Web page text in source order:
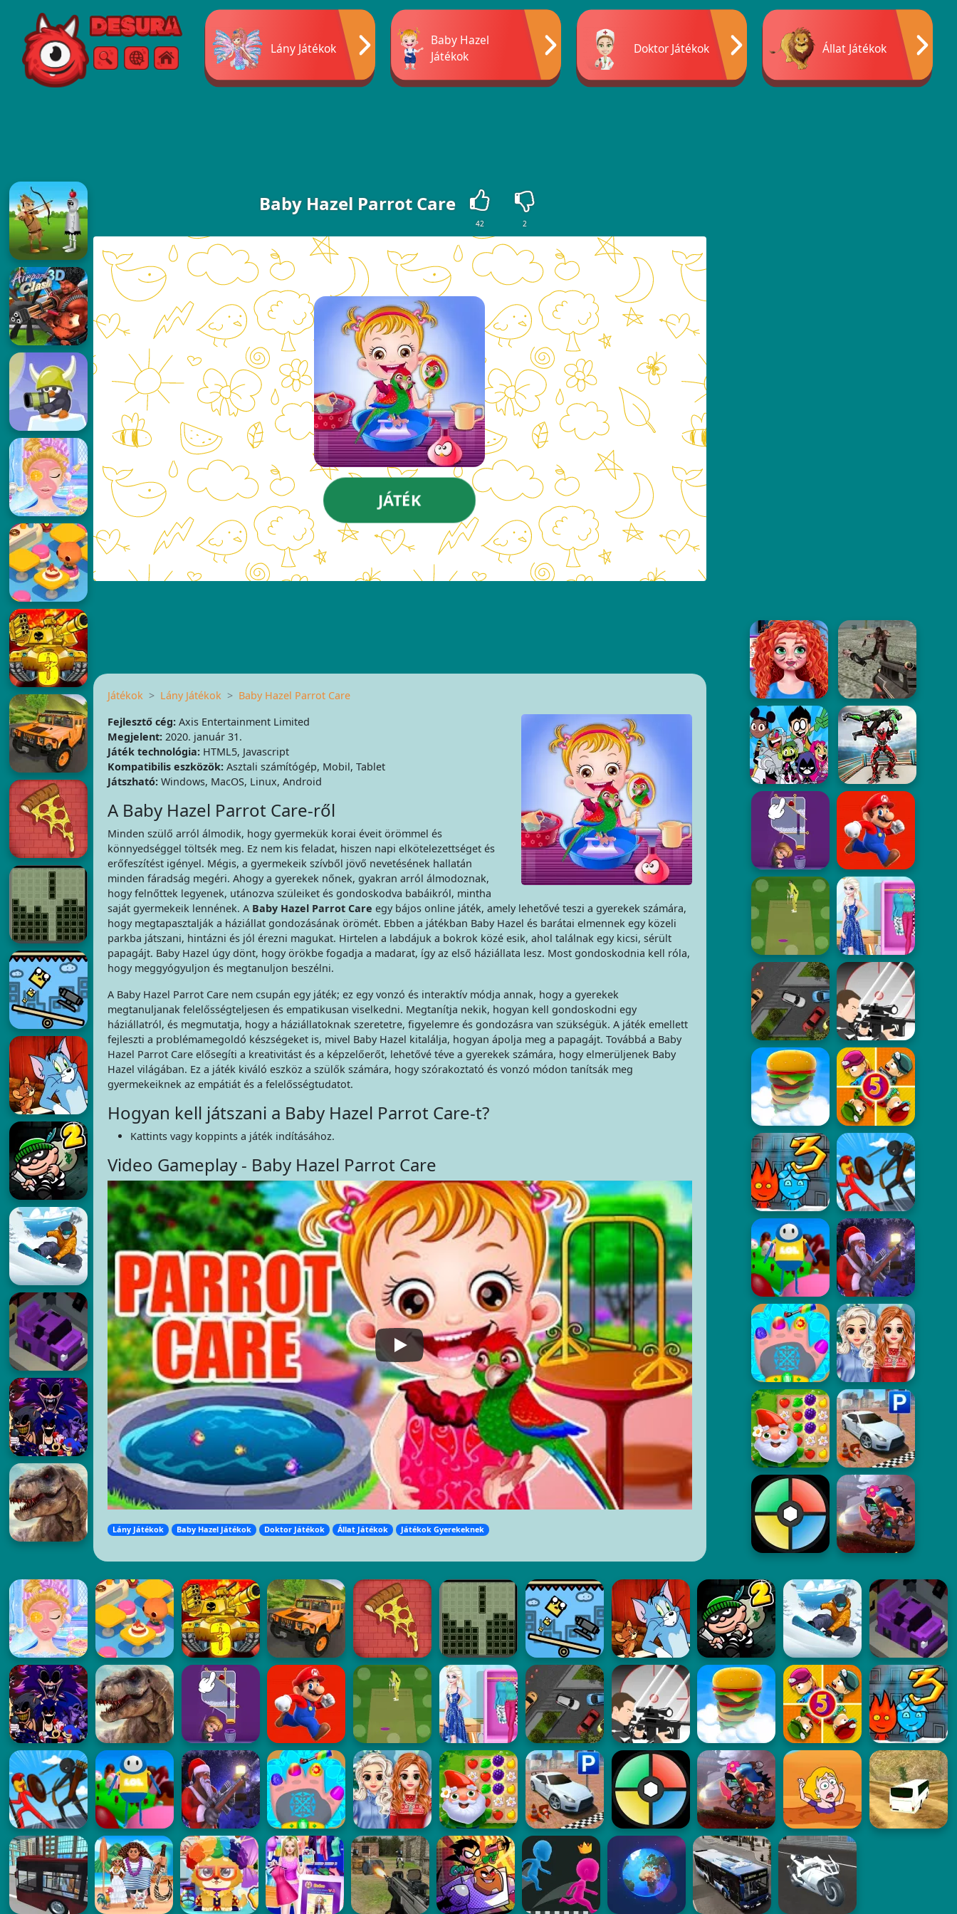
Free Online Games
KeresésMenü
Lány Játékok
Baby Hazel
Játékok
Doktor Játékok Állat Játékok
Baby Hazel Parrot Care
42 2
JÁTÉK
Játékok Lány Játékok
Baby Hazel Parrot Care
Fejlesztő cég:Axis Entertainment Limited
Megjelent:2020. január 31.
Játék technológia:HTML5, Javascript
Kompatibilis eszközök:Asztali számítógép, Mobil, Tablet
Játszható:Windows, MacOS, Linux, Android
A Baby Hazel Parrot Care-ről
Minden szülő arról álmodik, hogy gyermekük korai éveit örömmel és
könnyedséggel töltsék meg. Ez nem kis feladat, hiszen napi elkötelezettséget és
erőfeszítést igényel. Mégis, a gyermekeik szívből jövő nevetésének hallatán
minden fáradság megéri. Ahogy a gyerekek nőnek, gyakran arról álmodoznak,
hogy felnőttek legyenek, utánozva szüleiket és gondoskodva babáikról, mintha
saját gyermekeik lennének. A Baby Hazel Parrot Care egy bájos online játék, amely lehetővé teszi a gyerekek számára,
hogy megtapasztalják a háziállat gondozásának örömét. Ebben a játékban Baby Hazel és barátai elmennek egy közeli
parkba játszani, hintázni és jól érezni magukat. Hirtelen a labdájuk a bokrok közé esik, ahol találnak egy kicsi, sérült
papagájt. Baby Hazel úgy dönt, hogy örökbe fogadja a madarat, így az első háziállata lesz. Most gondoskodnia kell róla,
hogy meggyógyuljon és megtanuljon beszélni.
A Baby Hazel Parrot Care nem csupán egy játék; ez egy vonzó és interaktív módja annak, hogy a gyerekek
megtanuljanak felelősségteljesen és empatikusan viselkedni. Megtanítja nekik, hogyan kell gondoskodni egy
háziállatról, és megmutatja, hogy a háziállatoknak szeretetre, figyelemre és gondozásra van szükségük. A játék emellett
fejleszti a problémamegoldó készségeket is, mivel Baby Hazel kitalálja, hogyan ápolja meg a papagájt. Továbbá a Baby
Hazel Parrot Care elősegíti a kreativitást és a képzelőerőt, lehetővé téve a gyerekek számára, hogy elmerüljenek Baby
Hazel világában. Ez a játék kiváló eszköz a szülők számára, hogy szórakoztató és vonzó módon tanítsák meg
gyermekeiknek az empátiát és a felelősségtudatot.
Hogyan kell játszani a Baby Hazel Parrot Care-t?
Kattints vagy koppints a játék indításához.
Video Gameplay - Baby Hazel Parrot Care
Lány Játékok Baby Hazel Játékok Doktor Játékok Állat Játékok Játékok Gyerekeknek